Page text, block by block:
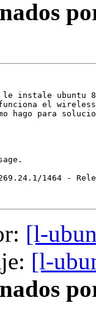
instale ubuntu
el
hago para
1464 -
[l-
[l-